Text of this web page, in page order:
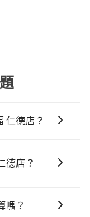
仁德店？
高鐵站！左營-
營高鐵站，叫
德店？
最重要的是你
嗎？